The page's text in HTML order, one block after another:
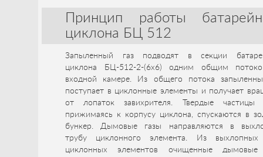
Принцип работы
циклона БЦ 512
Запыленный газ подводят в секции
циклона БЦ-512-2-(6x6) одним общим
входной камере. Из общего потока
поступает в циклонные элементы и получает
от лопаток завихрителя. Твердые частицы
прижимаясь к корпусу циклона, спускаются в
бункер. Дымовые газы направляются в
трубу циклонного элемента. Из выхлопных
циклонных элементов очищенные дымовые